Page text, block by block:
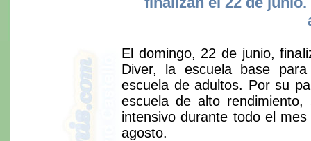
El domingo, 22 de junio,
Diver, la escuela base
escuela de adultos. Por su
escuela de alto
intensivo durante todo el
agosto.